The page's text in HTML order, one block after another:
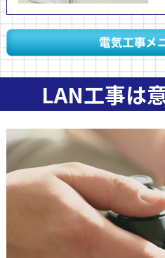
LAN工事は